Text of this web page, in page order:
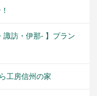
諏訪・伊那- 】プラン
工房信州の家